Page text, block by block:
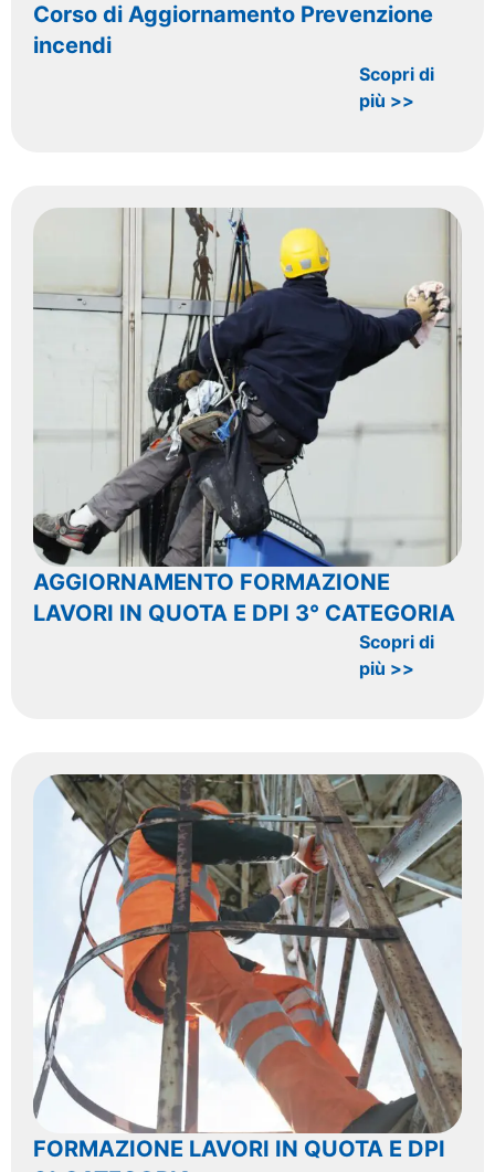
Corso di Aggiornamento Prevenzione
incendi
Scopri di
più >>
AGGIORNAMENTO FORMAZIONE
LAVORI IN QUOTA E DPI 3° CATEGORIA
Scopri di
più >>
FORMAZIONE LAVORI IN QUOTA E DPI